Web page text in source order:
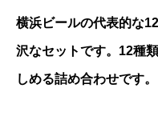
横浜ビールの代表的な
沢なセットです。12種
しめる詰め合わせです。